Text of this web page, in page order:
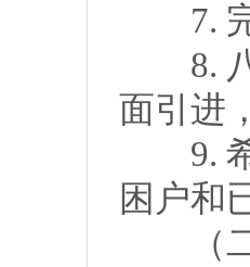
7. 完
8. 八
面引进
9. 希
困户和
（二